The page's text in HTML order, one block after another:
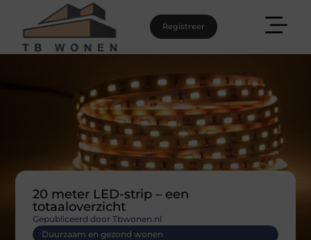
Registreer
20 meter LED-strip – een
totaaloverzicht
Duurzaam en gezond wonen
Gepubliceerd door Tbwonen.nl